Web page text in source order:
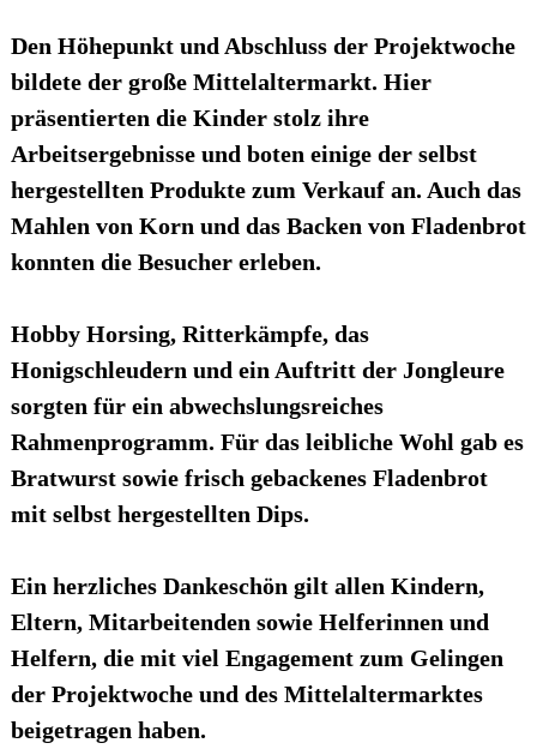
Den Höhepunkt und Abschluss der Projektwoche
bildete der große Mittelaltermarkt. Hier
präsentierten die Kinder stolz ihre
Arbeitsergebnisse und boten einige der selbst
hergestellten Produkte zum Verkauf an. Auch das
Mahlen von Korn und das Backen von Fladenbrot
konnten die Besucher erleben.
Hobby Horsing, Ritterkämpfe, das
Honigschleudern und ein Auftritt der Jongleure
sorgten für ein abwechslungsreiches
Rahmenprogramm. Für das leibliche Wohl gab es
Bratwurst sowie frisch gebackenes Fladenbrot
mit selbst hergestellten Dips.
Ein herzliches Dankeschön gilt allen Kindern,
Eltern, Mitarbeitenden sowie Helferinnen und
Helfern, die mit viel Engagement zum Gelingen
der Projektwoche und des Mittelaltermarktes
beigetragen haben.